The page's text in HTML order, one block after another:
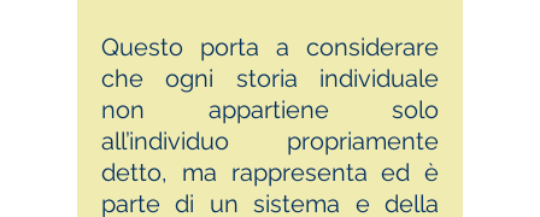
Questo porta a considerare
che ogni storia individuale
non appartiene solo
all’individuo propriamente
detto, ma rappresenta ed è
parte di un sistema e della